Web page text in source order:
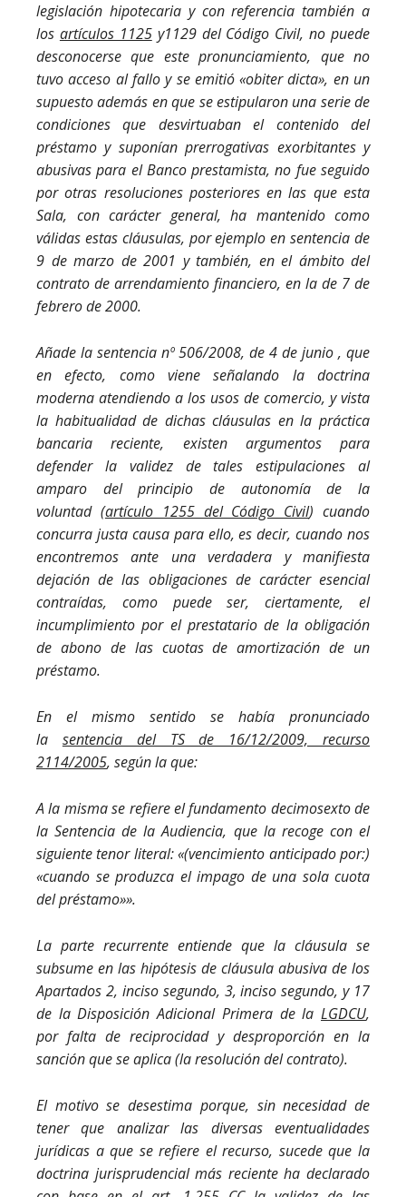
legislación hipotecaria y con referencia también a
los artículos 1125y1129 del Código Civil, no puede
desconocerse que este pronunciamiento, que no
tuvo acceso al fallo y se emitió «obiter dicta», en un
supuesto además en que se estipularon una serie de
condiciones que desvirtuaban el contenido del
préstamo y suponían prerrogativas exorbitantes y
abusivas para el Banco prestamista, no fue seguido
por otras resoluciones posteriores en las que esta
Sala, con carácter general, ha mantenido como
válidas estas cláusulas, por ejemplo en sentencia de
9 de marzo de 2001 y también, en el ámbito del
contrato de arrendamiento financiero, en la de 7 de
febrero de 2000.
Añade la sentencia nº 506/2008, de 4 de junio , que
en efecto, como viene señalando la doctrina
moderna atendiendo a los usos de comercio, y vista
la habitualidad de dichas cláusulas en la práctica
bancaria reciente, existen argumentos para
defender la validez de tales estipulaciones al
amparo del principio de autonomía de la
voluntad (artículo 1255 del Código Civil) cuando
concurra justa causa para ello, es decir, cuando nos
encontremos ante una verdadera y manifiesta
dejación de las obligaciones de carácter esencial
contraídas, como puede ser, ciertamente, el
incumplimiento por el prestatario de la obligación
de abono de las cuotas de amortización de un
préstamo.
En el mismo sentido se había pronunciado
la sentencia del TS de 16/12/2009, recurso
2114/2005, según la que:
A la misma se refiere el fundamento decimosexto de
la Sentencia de la Audiencia, que la recoge con el
siguiente tenor literal: «(vencimiento anticipado por:)
«cuando se produzca el impago de una sola cuota
del préstamo»».
La parte recurrente entiende que la cláusula se
subsume en las hipótesis de cláusula abusiva de los
Apartados 2, inciso segundo, 3, inciso segundo, y 17
de la Disposición Adicional Primera de la LGDCU,
por falta de reciprocidad y desproporción en la
sanción que se aplica (la resolución del contrato).
El motivo se desestima porque, sin necesidad de
tener que analizar las diversas eventualidades
jurídicas a que se refiere el recurso, sucede que la
doctrina jurisprudencial más reciente ha declarado